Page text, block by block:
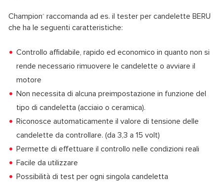
Champion® raccomanda ad es. il tester per candelette BERU
che ha le seguenti caratteristiche:
Controllo affidabile, rapido ed economico in quanto non si
rende necessario rimuovere le candelette o avviare il
motore
Non necessita di alcuna preimpostazione in funzione del
tipo di candeletta (acciaio o ceramica).
Riconosce automaticamente il valore di tensione delle
candelette da controllare. (da 3,3 a 15 volt)
Permette di effettuare il controllo nelle condizioni reali
Facile da utilizzare
Possibilità di test per ogni singola candeletta